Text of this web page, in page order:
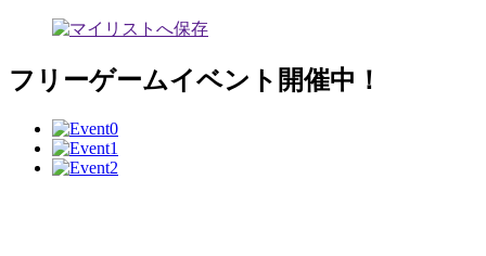
フリーゲームイベント開催中！